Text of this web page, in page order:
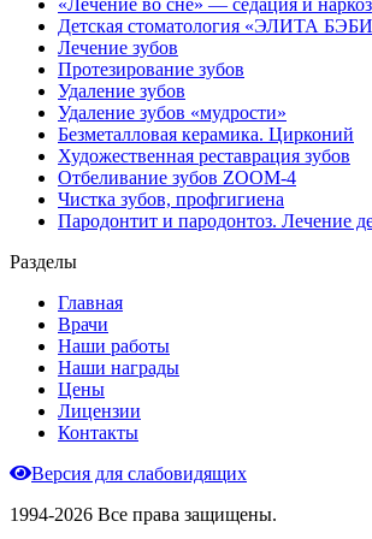
Детская стоматология «ЭЛИТА
Лечение зубов
Протезирование зубов
Удаление зубов
Удаление зубов «мудрости»
Безметалловая керамика. Цирконий
Художественная реставрация зубов
Отбеливание зубов ZOOM-4
Чистка зубов, профгигиена
Пародонтит и пародонтоз. Лечение
Разделы
Главная
Врачи
Наши работы
Наши награды
Цены
Лицензии
Контакты
Версия для слабовидящих
1994-2026 Все права защищены.